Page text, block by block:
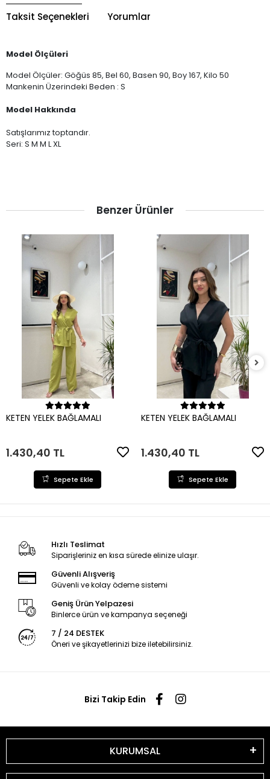
Taksit Seçenekleri Yorumlar
Model Ölçüleri
Model Ölçüler: Göğüs 85, Bel 60, Basen 90, Boy 167, Kilo 50
Mankenin Üzerindeki Beden : S
Model Hakkında
Satışlarımız toptandır.
Seri: S M M L XL
Benzer Ürünler
Sepete Ekle
KETEN YELEK BAĞLAMALI
1.430,40 TL
Sepete Ekle
Sepete Ekle
KETEN YELEK BAĞLAMALI
1.430,40 TL
Sepete Ekle
Hızlı Teslimat
Siparişleriniz en kısa sürede elinize ulaşır.
Güvenli Alışveriş
Güvenli ve kolay ödeme sistemi
Geniş Ürün Yelpazesi
Binlerce ürün ve kampanya seçeneği
7 / 24 DESTEK
Öneri ve şikayetlerinizi bize iletebilirsiniz.
Bizi Takip Edin
KURUMSAL